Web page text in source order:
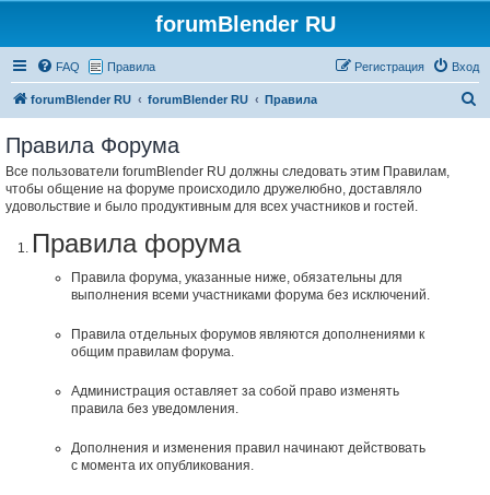
forumBlender RU
FAQ Правила Вход
Регистрация
forumBlender RU forumBlender RU Правила
Правила Форума
Все пользователи forumBlender RU должны следовать этим Правилам,
чтобы общение на форуме происходило дружелюбно, доставляло
удовольствие и было продуктивным для всех участников и гостей.
Правила форума
Правила форума, указанные ниже, обязательны для
выполнения всеми участниками форума без исключений.
Правила отдельных форумов являются дополнениями к
общим правилам форума.
Администрация оставляет за собой право изменять
правила без уведомления.
Дополнения и изменения правил начинают действовать
с момента их опубликования.